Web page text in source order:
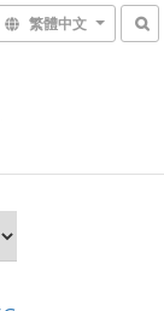
繁體中文